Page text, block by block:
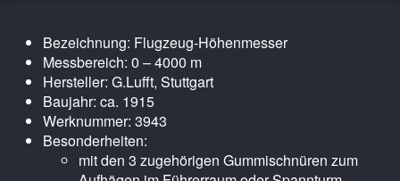
Bezeichnung: Flugzeug-Höhenmesser
Messbereich: 0 – 4000 m
Hersteller: G.Lufft, Stuttgart
Baujahr: ca. 1915
Werknummer: 3943
Besonderheiten:
mit den 3 zugehörigen Gummischnüren zum